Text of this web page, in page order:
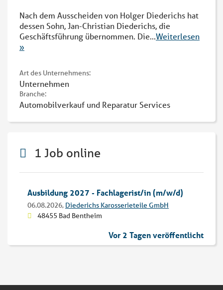
Nach dem Ausscheiden von Holger Diederichs hat
dessen Sohn, Jan-Christian Diederichs, die
Geschäftsführung übernommen. Die...Weiterlesen
»
Art des Unternehmens:
Unternehmen
Branche:
Automobilverkauf und Reparatur Services
1 Job online
Ausbildung 2027 - Fachlagerist/in (m/w/d)
06.08.2026, Diederichs Karosserieteile GmbH
48455 Bad Bentheim
Vor 2 Tagen veröffentlicht